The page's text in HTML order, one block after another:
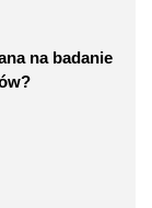
na badanie